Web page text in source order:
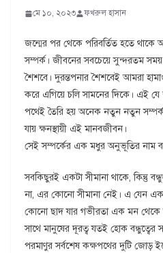
মে ১০, ২০২৩ ফখরুল হাসান
জন্মের পর থেকে পরিবর্তিত হতে থাকে
সম্পর্ক। জীবনের সবচেয়ে সুন্দরতম
শৈশবে। দুরন্তপনার শৈশবেই আমরা
করে এগিয়ে চলি সামনের দিকে। এই
পথেই তৈরি হয় অনেক নতুন নতুন
যায় ক্ষনস্থায়ী এই মানবজীবন।
সেই সম্পর্কের এক মধুর অনুভূতির নাম
সবকিছুরই একটা সীমানা থাকে, কিন্তু
না, এর কোনো সীমানা নেই। এ যেন এক
কোনো ছাদ যার গভীরতা এক মন থেকে
সাথে মানুষের দূরত্ব যতই হোক বন্ধুত্বের
পরমাণুর সর্বশেষ কক্ষপথের দুটি জোড়